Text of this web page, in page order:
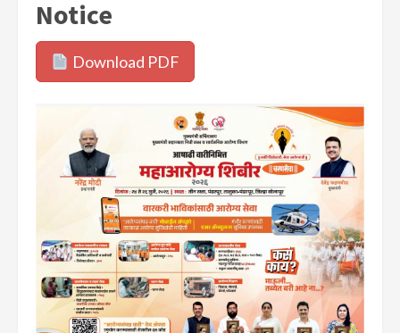
Notice
Download PDF